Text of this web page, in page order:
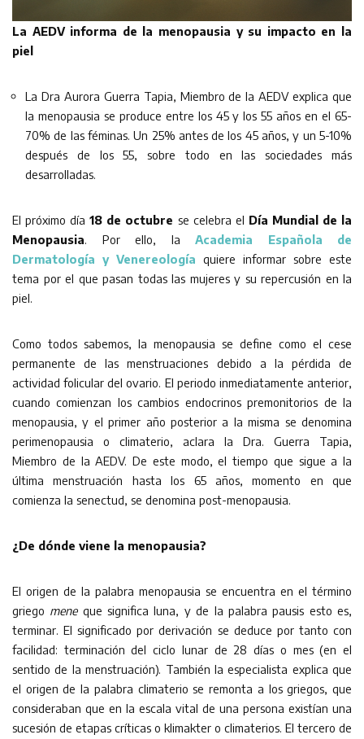
La AEDV informa de la menopausia y su impacto en la
piel
La Dra Aurora Guerra Tapia, Miembro de la AEDV explica que
la menopausia se produce entre los 45 y los 55 años en el 65-
70% de las féminas. Un 25% antes de los 45 años, y un 5-10%
después de los 55, sobre todo en las sociedades más
desarrolladas.
El próximo día18 de octubre se celebra el Día Mundial de la
Menopausia. Por ello, la Academia Española de
Dermatología y Venereología quiere informar sobre este
tema por el que pasan todas las mujeres y su repercusión en la
piel.
Como todos sabemos, la menopausia se define como el cese
permanente de las menstruaciones debido a la pérdida de
actividad folicular del ovario. El periodo inmediatamente anterior,
cuando comienzan los cambios endocrinos premonitorios de la
menopausia, y el primer año posterior a la misma se denomina
perimenopausia o climaterio, aclara la Dra. Guerra Tapia,
Miembro de la AEDV. De este modo, el tiempo que sigue a la
última menstruación hasta los 65 años, momento en que
comienza la senectud, se denomina post-menopausia.
¿De dónde viene la menopausia?
El origen de la palabra menopausia se encuentra en el término
griego meneque significa luna, y de la palabra pausis esto es,
terminar. El significado por derivación se deduce por tanto con
facilidad: terminación del ciclo lunar de 28 días o mes (en el
sentido de la menstruación). También la especialista explica que
el origen de la palabra climaterio se remonta a los griegos, que
consideraban que en la escala vital de una persona existían una
sucesión de etapas críticas o klimakter o climaterios. El tercero de